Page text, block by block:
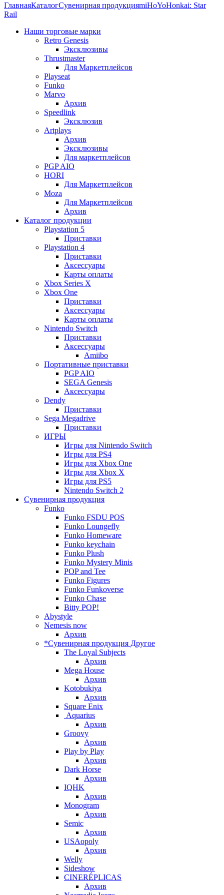
ГлавнаяКаталогСувенирная продукцияmiHoYoHonkai: Star
Rail
Наши торговые марки
Retro Genesis
Эксклюзивы
Thrustmaster
Для Маркетплейсов
Playseat
Funko
Marvo
Архив
Speedlink
Эксклюзив
Artplays
Архив
Эксклюзивы
Для маркетплейсов
PGP AIO
HORI
Для Маркетплейсов
Moza
Для Маркетплейсов
Архив
Каталог продукции
Playstation 5
Приставки
Playstation 4
Приставки
Аксессуары
Карты оплаты
Xbox Series X
Xbox One
Приставки
Аксессуары
Карты оплаты
Nintendo Switch
Приставки
Аксессуары
Amiibo
Портативные приставки
PGP AIO
SEGA Genesis
Аксессуары
Dendy
Приставки
Sega Megadrive
Приставки
ИГРЫ
Игры для Nintendo Switch
Игры для PS4
Игры для Xbox One
Игры для Xbox X
Игры для PS5
Nintendo Switch 2
Сувенирная продукция
Funko
Funko FSDU POS
Funko Loungefly
Funko Homeware
Funko keychain
Funko Plush
Funko Mystery Minis
POP and Tee
Funko Figures
Funko Funkoverse
Funko Chase
Bitty POP!
Abystyle
Nemesis now
Архив
*Сувенирная продукция Другое
The Loyal Subjects
Архив
Mega House
Архив
Kotobukiya
Архив
Square Enix
Aquarius
Архив
Groovy
Архив
Play by Play
Архив
Dark Horse
Архив
IQHK
Архив
Monogram
Архив
Semic
Архив
USAopoly
Архив
Welly
Sideshow
CINERÉPLICAS
Архив